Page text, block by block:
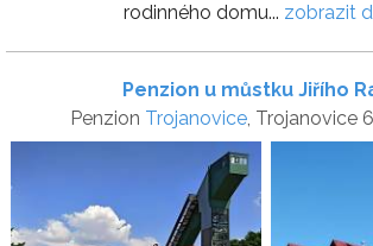
rodinného domu... zobrazit
Penzion u můstku Jiřího
Penzion Trojanovice, Trojanovice